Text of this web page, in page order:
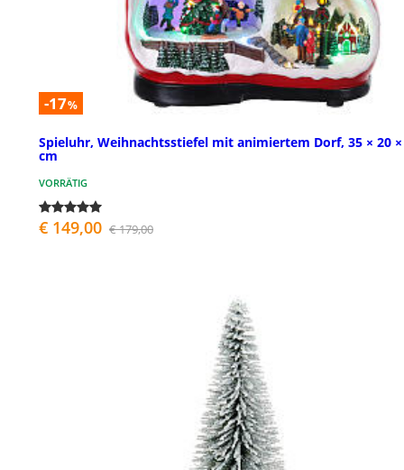
-17%
Spieluhr, Weihnachtsstiefel mit animiertem Dorf, 35 × 20 ×
cm
VORRÄTIG
€ 149,00 € 179,00